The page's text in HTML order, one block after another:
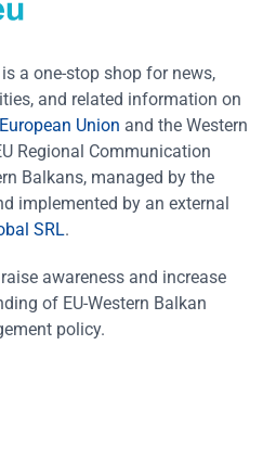
a one-stop shop for news,
and related information on
European Union and the Western
Regional Communication
Balkans, managed by the
implemented by an external
SRL.
awareness and increase
of EU-Western Balkan
policy.